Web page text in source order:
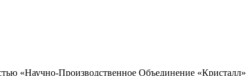
«Научно-Производственное Объединение «Кристалл»